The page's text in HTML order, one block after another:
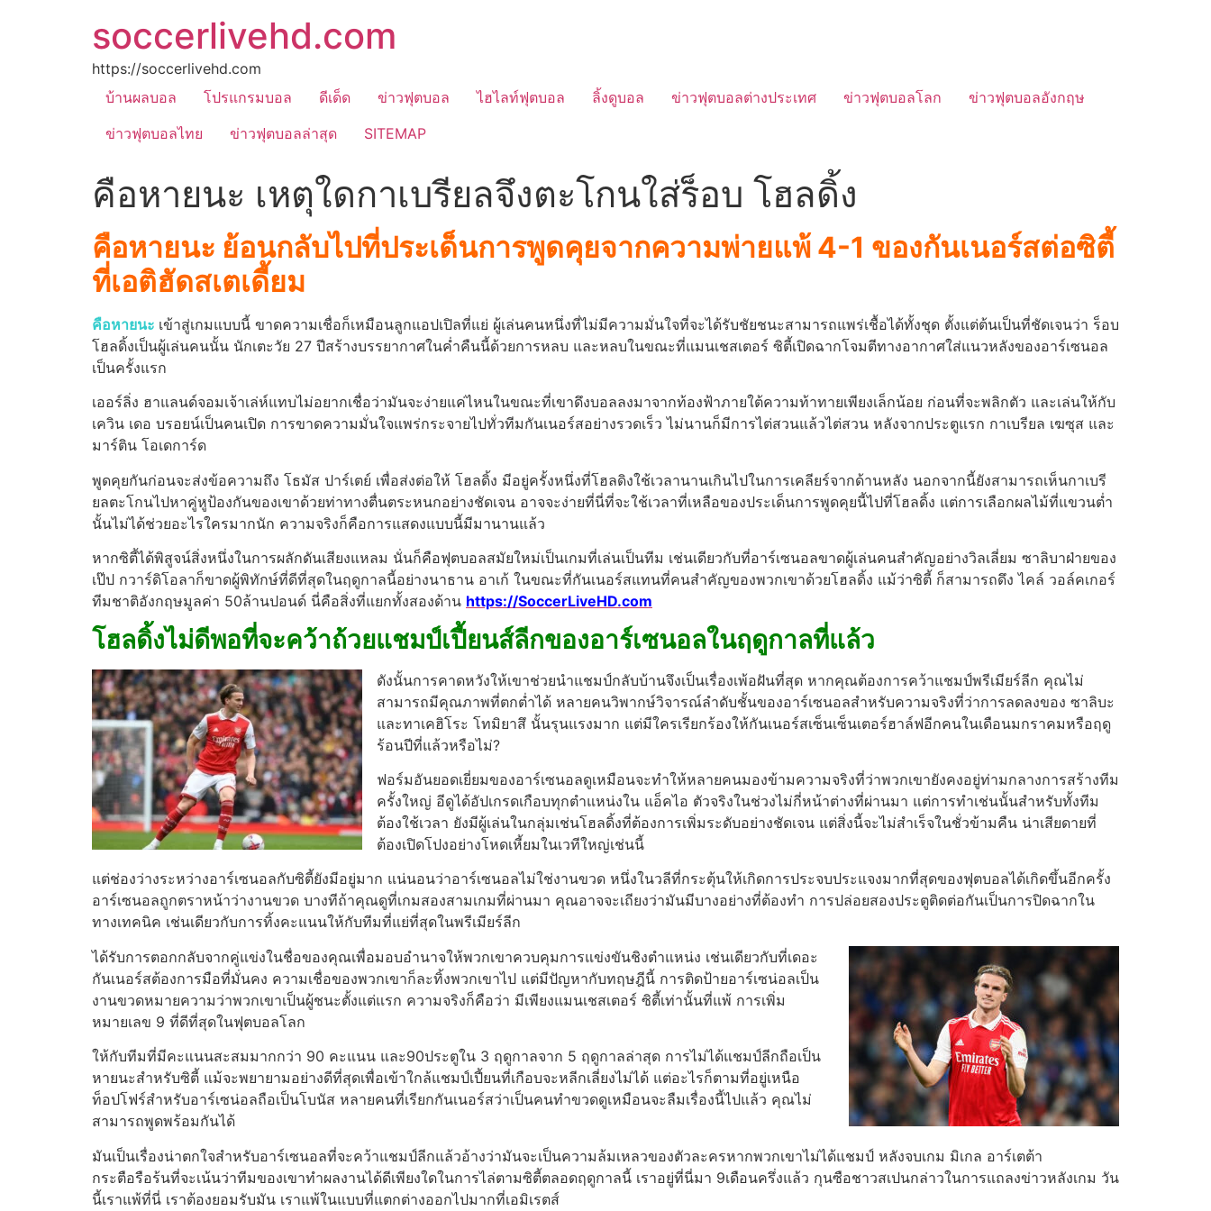
soccerlivehd.com
https://soccerlivehd.com
บ้านผลบอล
โปรแกรมบอล ดีเด็ด ข่าวฟุตบอล ไฮไลท์ฟุตบอล ลิ้งดูบอล ข่าวฟุตบอลต่างประเทศ ข่าวฟุตบอลโลก
ข่าวฟุตบอลอังกฤษ
ข่าวฟุตบอลไทย
ข่าวฟุตบอลล่าสุด SITEMAP
คือหายนะ เหตุใดกาเบรียลจึงตะโกนใส่ร็อบ โฮลดิ้ง
คือหายนะ ย้อนกลับไปที่ประเด็นการพูดคุยจากความพ่ายแพ้ 4-1 ของกันเนอร์สต่อซิตี้
ที่เอติฮัดสเตเดี้ยม
คือหายนะ เข้าสู่เกมแบบนี้ ขาดความเชื่อก็เหมือนลูกแอปเปิลที่แย่ ผู้เล่นคนหนึ่งที่ไม่มีความมั่นใจที่จะได้รับชัยชนะสามารถแพร่เชื้อได้ทั้งชุด ตั้งแต่ต้นเป็นที่ชัดเจนว่า ร็อบ
โฮลดิ้งเป็นผู้เล่นคนนั้น นักเตะวัย 27 ปีสร้างบรรยากาศในค่ำคืนนี้ด้วยการหลบ และหลบในขณะที่แมนเชสเตอร์ ซิตี้เปิดฉากโจมตีทางอากาศใส่แนวหลังของอาร์เซนอล
เป็นครั้งแรก
เออร์ลิ่ง ฮาแลนด์จอมเจ้าเล่ห์แทบไม่อยากเชื่อว่ามันจะง่ายแค่ไหนในขณะที่เขาดึงบอลลงมาจากท้องฟ้าภายใต้ความท้าทายเพียงเล็กน้อย ก่อนที่จะพลิกตัว และเล่นให้กับ
เควิน เดอ บรอยน์เป็นคนเปิด การขาดความมั่นใจแพร่กระจายไปทั่วทีมกันเนอร์สอย่างรวดเร็ว ไม่นานก็มีการไต่สวนแล้วไต่สวน หลังจากประตูแรก กาเบรียล เฆซุส และ
มาร์ติน โอเดการ์ด
พูดคุยกันก่อนจะส่งข้อความถึง โธมัส ปาร์เตย์ เพื่อส่งต่อให้ โฮลดิ้ง มีอยู่ครั้งหนึ่งที่โฮลดิงใช้เวลานานเกินไปในการเคลียร์จากด้านหลัง นอกจากนี้ยังสามารถเห็นกาเบรี
ยลตะโกนไปหาคู่หูป้องกันของเขาด้วยท่าทางตื่นตระหนกอย่างชัดเจน อาจจะง่ายที่นี่ที่จะใช้เวลาที่เหลือของประเด็นการพูดคุยนี้ไปที่โฮลดิ้ง แต่การเลือกผลไม้ที่แขวนต่ำ
นั้นไม่ได้ช่วยอะไรใครมากนัก ความจริงก็คือการแสดงแบบนี้มีมานานแล้ว
หากซิตี้ได้พิสูจน์สิ่งหนึ่งในการผลักดันเสียงแหลม นั่นก็คือฟุตบอลสมัยใหม่เป็นเกมที่เล่นเป็นทีม เช่นเดียวกับที่อาร์เซนอลขาดผู้เล่นคนสำคัญอย่างวิลเลี่ยม ซาลิบาฝ่ายของ
เป๊ป กวาร์ดิโอลาก็ขาดผู้พิทักษ์ที่ดีที่สุดในฤดูกาลนี้อย่างนาธาน อาเก้ ในขณะที่กันเนอร์สแทนที่คนสำคัญของพวกเขาด้วยโฮลดิ้ง แม้ว่าซิตี้ ก็สามารถดึง ไคล์ วอล์คเกอร์
ทีมชาติอังกฤษมูลค่า 50ล้านปอนด์ นี่คือสิ่งที่แยกทั้งสองด้าน https://SoccerLiveHD.com
โฮลดิ้งไม่ดีพอที่จะคว้าถ้วยแชมป์เปี้ยนส์ลีกของอาร์เซนอลในฤดูกาลที่แล้ว
ดังนั้นการคาดหวังให้เขาช่วยนำแชมป์กลับบ้านจึงเป็นเรื่องเพ้อฝันที่สุด หากคุณต้องการคว้าแชมป์พรีเมียร์ลีก คุณไม่
สามารถมีคุณภาพที่ตกต่ำได้ หลายคนวิพากษ์วิจารณ์ลำดับชั้นของอาร์เซนอลสำหรับความจริงที่ว่าการลดลงของ ซาลิบะ
และทาเคฮิโระ โทมิยาสึ นั้นรุนแรงมาก แต่มีใครเรียกร้องให้กันเนอร์สเซ็นเซ็นเตอร์ฮาล์ฟอีกคนในเดือนมกราคมหรือฤดู
ร้อนปีที่แล้วหรือไม่?
ฟอร์มอันยอดเยี่ยมของอาร์เซนอลดูเหมือนจะทำให้หลายคนมองข้ามความจริงที่ว่าพวกเขายังคงอยู่ท่ามกลางการสร้างทีม
ครั้งใหญ่ อีดูได้อัปเกรดเกือบทุกตำแหน่งใน แอ็คไอ ตัวจริงในช่วงไม่กี่หน้าต่างที่ผ่านมา แต่การทำเช่นนั้นสำหรับทั้งทีม
ต้องใช้เวลา ยังมีผู้เล่นในกลุ่มเช่นโฮลดิ้งที่ต้องการเพิ่มระดับอย่างชัดเจน แต่สิ่งนี้จะไม่สำเร็จในชั่วข้ามคืน น่าเสียดายที่
ต้องเปิดโปงอย่างโหดเหี้ยมในเวทีใหญ่เช่นนี้
แต่ช่องว่างระหว่างอาร์เซนอลกับซิตี้ยังมีอยู่มาก แน่นอนว่าอาร์เซนอลไม่ใช่งานขวด หนึ่งในวลีที่กระตุ้นให้เกิดการประจบประแจงมากที่สุดของฟุตบอลได้เกิดขึ้นอีกครั้ง
อาร์เซนอลถูกตราหน้าว่างานขวด บางทีถ้าคุณดูที่เกมสองสามเกมที่ผ่านมา คุณอาจจะเถียงว่ามันมีบางอย่างที่ต้องทำ การปล่อยสองประตูติดต่อกันเป็นการปิดฉากใน
ทางเทคนิค เช่นเดียวกับการทิ้งคะแนนให้กับทีมที่แย่ที่สุดในพรีเมียร์ลีก
ได้รับการตอกกลับจากคู่แข่งในชื่อของคุณเพื่อมอบอำนาจให้พวกเขาควบคุมการแข่งขันชิงตำแหน่ง เช่นเดียวกับที่เดอะ
กันเนอร์สต้องการมือที่มั่นคง ความเชื่อของพวกเขาก็ละทิ้งพวกเขาไป แต่มีปัญหากับทฤษฎีนี้ การติดป้ายอาร์เซน่อลเป็น
งานขวดหมายความว่าพวกเขาเป็นผู้ชนะตั้งแต่แรก ความจริงก็คือว่า มีเพียงแมนเชสเตอร์ ซิตี้เท่านั้นที่แพ้ การเพิ่ม
หมายเลข 9 ที่ดีที่สุดในฟุตบอลโลก
ให้กับทีมที่มีคะแนนสะสมมากกว่า 90 คะแนน และ90ประตูใน 3 ฤดูกาลจาก 5 ฤดูกาลล่าสุด การไม่ได้แชมป์ลีกถือเป็น
หายนะสำหรับซิตี้ แม้จะพยายามอย่างดีที่สุดเพื่อเข้าใกล้แชมป์เปี้ยนที่เกือบจะหลีกเลี่ยงไม่ได้ แต่อะไรก็ตามที่อยู่เหนือ
ท็อปโฟร์สำหรับอาร์เซน่อลถือเป็นโบนัส หลายคนที่เรียกกันเนอร์สว่าเป็นคนทำขวดดูเหมือนจะลืมเรื่องนี้ไปแล้ว คุณไม่
สามารถพูดพร้อมกันได้
มันเป็นเรื่องน่าตกใจสำหรับอาร์เซนอลที่จะคว้าแชมป์ลีกแล้วอ้างว่ามันจะเป็นความล้มเหลวของตัวละครหากพวกเขาไม่ได้แชมป์ หลังจบเกม มิเกล อาร์เตต้า
กระตือรือร้นที่จะเน้นว่าทีมของเขาทำผลงานได้ดีเพียงใดในการไล่ตามซิตี้ตลอดฤดูกาลนี้ เราอยู่ที่นี่มา 9เดือนครึ่งแล้ว กุนซือชาวสเปนกล่าวในการแถลงข่าวหลังเกม วัน
นี้เราแพ้ที่นี่ เราต้องยอมรับมัน เราแพ้ในแบบที่แตกต่างออกไปมากที่เอมิเรตส์